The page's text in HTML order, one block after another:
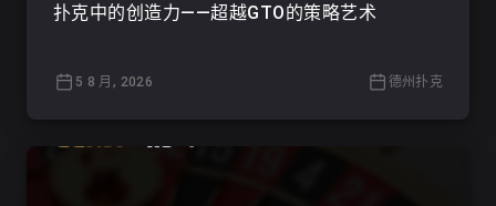
扑克中的创造力——超越GTO的策略艺术
5 8 月, 2026 德州扑克